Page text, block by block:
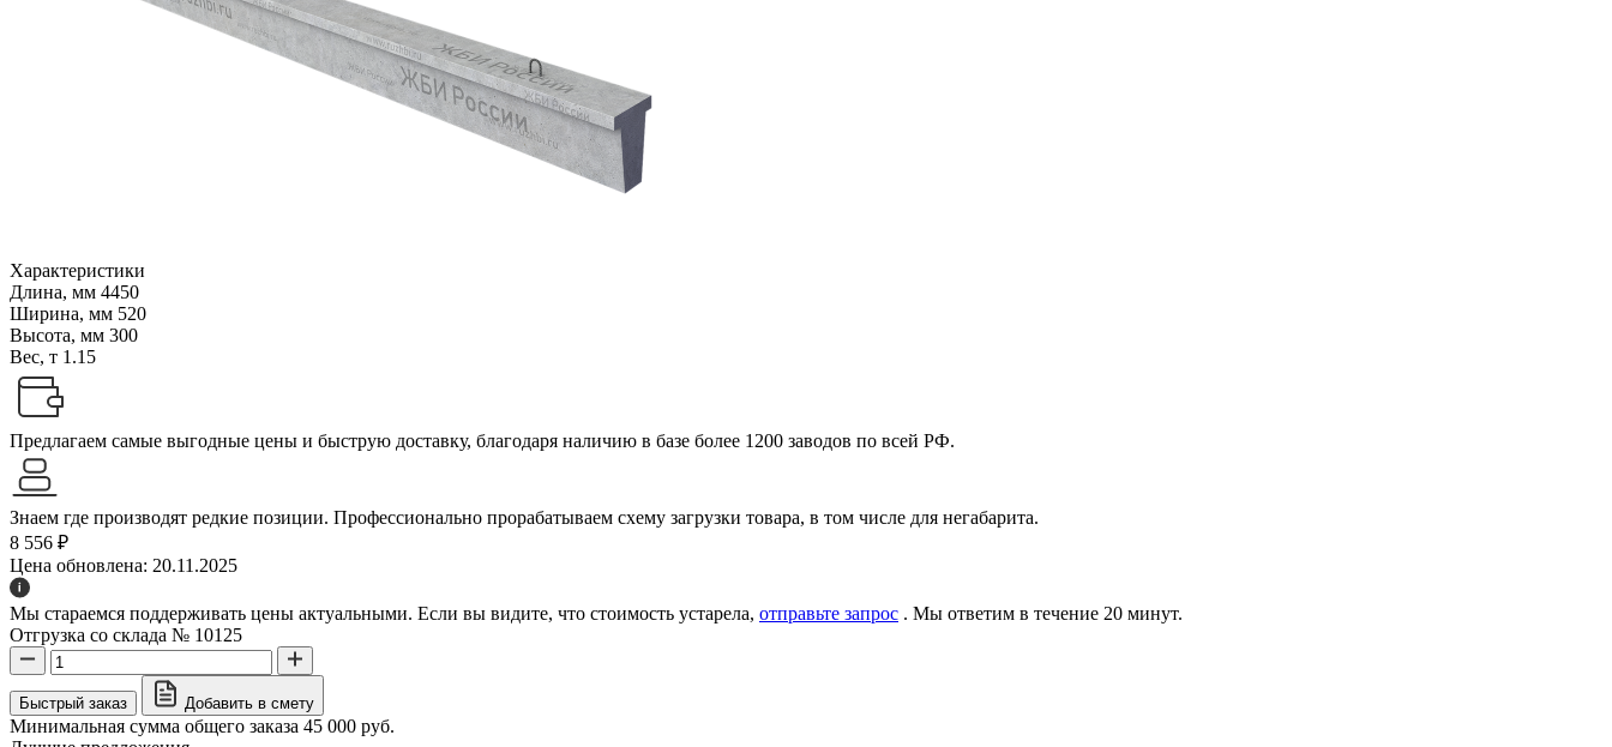
Характеристики
Длина, мм 4450
Ширина, мм 520
Высота, мм 300
Вес, т 1.15
Предлагаем самые выгодные цены и быструю доставку, благодаря наличию в базе более 1200 заводов по всей РФ.
Знаем где производят редкие позиции. Профессионально прорабатываем схему загрузки товара, в том числе для негабарита.
8 556 ₽
Цена обновлена: 20.11.2025
Мы стараемся поддерживать цены актуальными. Если вы видите, что стоимость устарела, отправьте запрос . Мы ответим в течение 20 минут.
Отгрузка со склада № 10125
Быстрый заказ Добавить в смету
Минимальная сумма общего заказа 45 000 руб.